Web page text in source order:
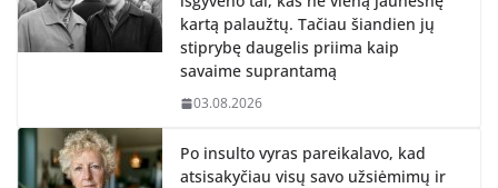
kartą palaužtų. Tačiau šiandien jų
stiprybę daugelis priima kaip
savaime suprantamą
03.08.2026
Po insulto vyras pareikalavo, kad
atsisakyčiau visų savo užsiėmimų ir